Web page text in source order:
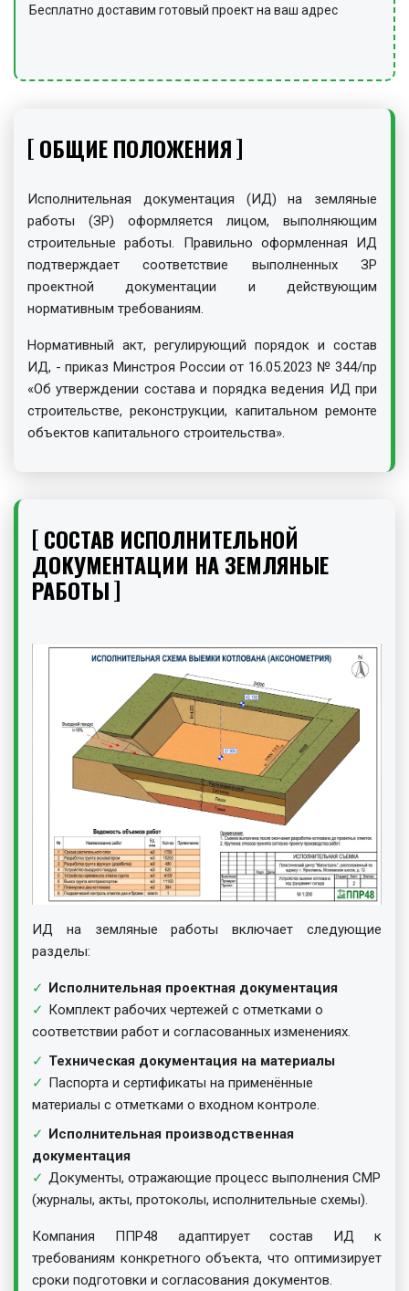
Бесплатно доставим готовый проект на ваш адрес
ОБЩИЕ ПОЛОЖЕНИЯ
Исполнительная документация (ИД) на земляные
работы (ЗР) оформляется лицом, выполняющим
строительные работы. Правильно оформленная ИД
подтверждает соответствие выполненных ЗР
проектной документации и действующим
нормативным требованиям.
Нормативный акт, регулирующий порядок и состав
ИД, - приказ Минстроя России от 16.05.2023 № 344/пр
«Об утверждении состава и порядка ведения ИД при
строительстве, реконструкции, капитальном ремонте
объектов капитального строительства».
СОСТАВ ИСПОЛНИТЕЛЬНОЙ
ДОКУМЕНТАЦИИ НА ЗЕМЛЯНЫЕ
РАБОТЫ
ИД на земляные работы включает следующие
разделы:
Исполнительная проектная документация
Комплект рабочих чертежей с отметками о
соответствии работ и согласованных изменениях.
Техническая документация на материалы
Паспорта и сертификаты на применённые
материалы с отметками о входном контроле.
Исполнительная производственная
документация
Документы, отражающие процесс выполнения СМР
(журналы, акты, протоколы, исполнительные схемы).
Компания ППР48 адаптирует состав ИД к
требованиям конкретного объекта, что оптимизирует
сроки подготовки и согласования документов.